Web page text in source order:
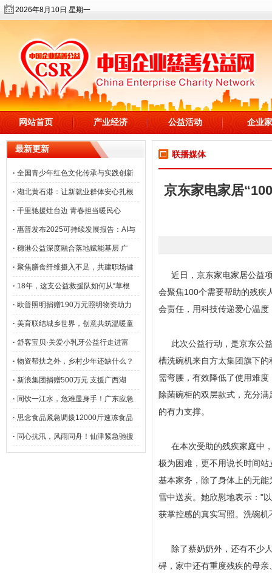
2026年8月10日 星期一
网站首页 产业经济 公益活动 企业家
最新更新
· 全国青少年红色文化传承与实践创新
· 湖北黄石港：让新就业群体安心扎根
· 千里驰援灶台边 青春担当暖民心
· 惠普发布2025可持续发展报告：AI与
· 穗港公益深度融合落地赋能基层 广
· 聚焦膳食纤维摄入不足，共建职场健
· 18年，这支公益救援队如何从“草根
· 欧普照明捐赠190万元照明物资助力
· 美育联结城乡世界，创意共筑温暖童
· 舒客宝贝·关爱小乳牙公益行走进富
· 物资帮扶之外，乡村少年还缺什么？
· 新浪集团捐赠500万元 支援广西湖
· 同饮一江水，危难显身手！广东应急
· 思念食品紧急调拨12000斤速冻食品
· 同心抗汛，风雨同舟！仙津紧急驰援
联播媒体
京东家电家居
近日，京东家电家居公益
会聚焦100个需要帮助的残疾
会责任，用科技传递爱心温
此次公益行动，是京东公
槽洗碗机来自方太集团旗下
需弯腰，有效降低了使用难
除菌碗柜的双层款式，充分
的有力支撑。
在本次受助的残疾家庭中
极为困难，更不用说长时间
基本家务，除了身体上的无
雪中送炭。她欣慰地表示："
获掌控感的真实写照。洗碗
除了蔡奶奶外，还有不少
碍，家中还有重度残疾的母